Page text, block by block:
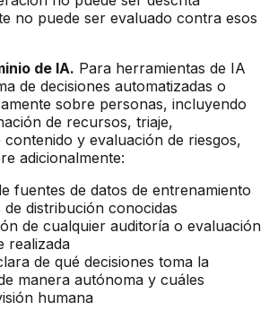
no puede ser evaluado contra esos
de IA. Para herramientas de IA
de decisiones automatizadas o
sobre personas, incluyendo
de recursos, triaje,
y evaluación de riesgos,
adicionalmente:
fuentes de datos de entrenamiento
de distribución conocidas
de cualquier auditoría o evaluación
realizada
de qué decisiones toma la
manera autónoma y cuáles
humana